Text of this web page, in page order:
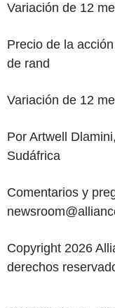
Variación de 12
Precio de la
de rand
Variación de 12
Por Artwell
Sudáfrica
Comentarios y
Copyright 2026
derechos